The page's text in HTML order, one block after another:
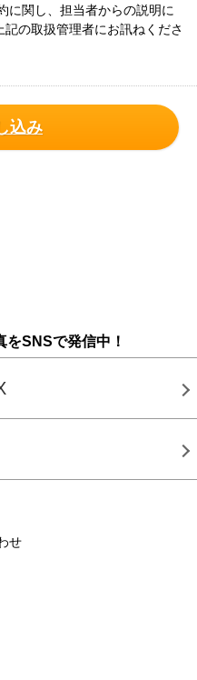
に関し、担当者からの説明に
の取扱管理者にお訊ねくださ
込み
SNSで発信中！
せ